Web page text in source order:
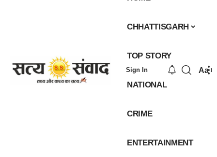
CHHATTISGARH
TOP STORY
NATIONAL
CRIME
ENTERTAINMENT
Sign In Aa